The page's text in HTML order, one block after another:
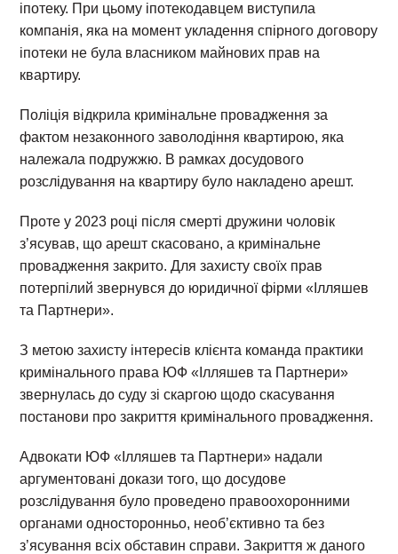
іпотеку. При цьому іпотекодавцем виступила
компанія, яка на момент укладення спірного договору
іпотеки не була власником майнових прав на
квартиру.
Поліція відкрила кримінальне провадження за
фактом незаконного заволодіння квартирою, яка
належала подружжю. В рамках досудового
розслідування на квартиру було накладено арешт.
Проте у 2023 році після смерті дружини чоловік
з’ясував, що арешт скасовано, а кримінальне
провадження закрито. Для захисту своїх прав
потерпілий звернувся до юридичної фірми «Ілляшев
та Партнери».
З метою захисту інтересів клієнта команда практики
кримінального права ЮФ «Ілляшев та Партнери»
звернулась до суду зі скаргою щодо скасування
постанови про закриття кримінального провадження.
Адвокати ЮФ «Ілляшев та Партнери» надали
аргументовані докази того, що досудове
розслідування було проведено правоохоронними
органами односторонньо, необ’єктивно та без
з’ясування всіх обставин справи. Закриття ж даного